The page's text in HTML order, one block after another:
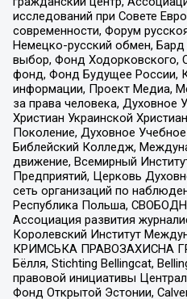
исследований при Совете
современности, Форум
Немецко-русский обмен,
выбор, Фонд Ходорковского,
фонд, Фонд Будущее России,
информации, Проект Медиа,
за права человека, Духовное
Христиан Украинской
Поколение, Духовное
Библейский Колледж,
движение, Всемирный
Предприятий, Церковь
сеть организаций по
Республика Польша,
Ассоциация развития
Королевский Институт
КРИМСЬКА ПРАВОЗАХИСНА
Бёлля, Stichting Bellingcat,
правовой инициативы
Фонд Открытой Эстонии,